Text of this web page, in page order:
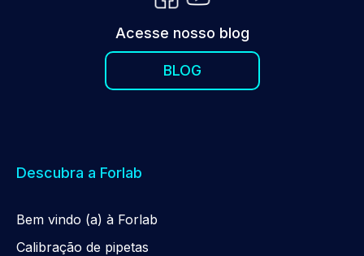
Acesse nosso blog
BLOG
Descubra a Forlab
Bem vindo (a) à Forlab
Calibração de pipetas